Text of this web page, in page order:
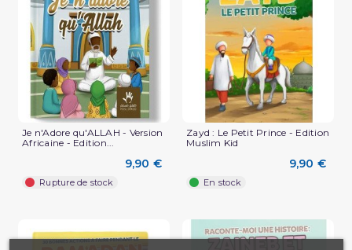
Je n'Adore qu'ALLAH - Version
Africaine - Edition...
9,90 €
Rupture de stock
Zayd : Le Petit Prince - Edition
Muslim Kid
9,90 €
En stock